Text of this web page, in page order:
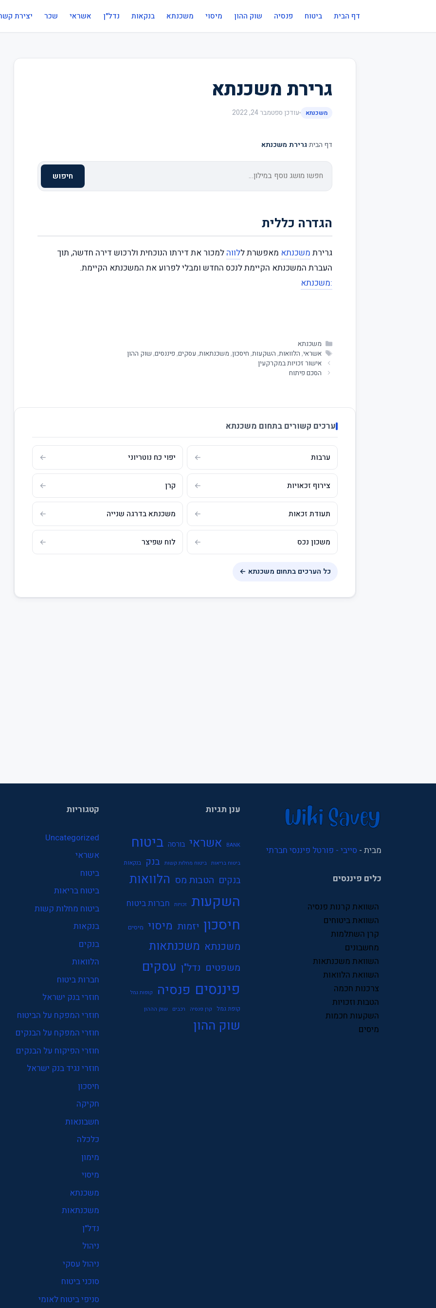
דף הבית ביטוח פנסיה שוק ההון מיסוי משכנתא בנקאות נדל"ן אשראי שכר יצירת
גרירת משכנתא
משכנתא עודכן ספטמבר 24, 2022
דף הבית›גרירת משכנתא
חיפוש
הגדרה כללית
גרירת משכנתא מאפשרת ללווה למכור את דירתו הנוכחית ולרכוש דירה חדשה, תוך
העברת המשכנתא הקיימת לנכס החדש ומבלי לפרוע את המשכנתא הקיימת.
:משכנתא
משכנתא
אשראי, הלוואות, השקעות, חיסכון, משכנתאות, עסקים, פיננסים, שוק ההון
אישור זכויות במקרקעין
הסכם פיתוח
ערכים קשורים בתחום משכנתא
ערבות יפוי כח נוטריוני
צירוף זכאויות קרן
תעודת זכאות משכנתא בדרגה שנייה
משכון נכס לוח שפיצר
כל הערכים בתחום משכנתא ←
מבית - סייבי - פורטל פיננסי חברתי
כלים פיננסים
השוואת קרנות פנסיה
השוואת ביטוחים
קרן השתלמות
מחשבונים
השוואת משכנתאות
השוואת הלוואות
צרכנות חכמה
הטבות וזכויות
השקעות חכמות
מיסים
ענן תגיות
BANK אשראי בורסה ביטוח
ביטוח בריאות ביטוח מחלות קשות בנק בנקאות
בנקים הטבות מס הלוואות
השקעות זכויות חברות ביטוח
חיסכון יזמות מיסוי מיסים
משכנתא משכנתאות
משפטים נדל"ן עסקים
פיננסים פנסיה קופות גמל
קופת גמל קרן פנסיה רכבים שוק הההון
שוק ההון
קטגוריות
Uncategorized
אשראי
ביטוח
ביטוח בריאות
ביטוח מחלות קשות
בנקאות
בנקים
הלוואות
חברות ביטוח
חוזרי בנק ישראל
חוזרי המפקח על הביטוח
חוזרי המפקח על הבנקים
חוזרי הפיקוח על הבנקים
חוזרי נגיד בנק ישראל
חיסכון
חקיקה
חשבונאות
כלכלה
מימון
מיסוי
משכנתא
משכנתאות
נדל"ן
ניהול
ניהול עסקי
סוכני ביטוח
סניפי ביטוח לאומי